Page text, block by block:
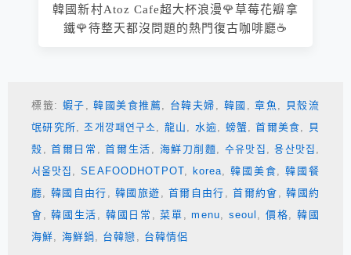
韓國新村Atoz Cafe超大杯浪漫🌹草莓花瓣拿
鐵🌹待整天都沒問題的熱門復古咖啡廳☕️
標籤: 蝦子 ,韓國美食推薦, 台韓夫婦 , 韓國 ,章魚 ,
貝殼流
氓研究所,조개깡패연구소, 龍山 , 水逾, 螃蟹,首爾美食,
貝
殼 ,首爾日常 ,首爾生活 , 海鮮刀削麵,수유맛집 ,용산맛집 ,
서울맛집 ,SEAFOODHOTPOT, korea,韓國美食,韓國餐
廳, 韓國自由行 ,韓國旅遊 ,首爾自由行 ,首爾約會 ,韓國約
會 ,韓國生活 , 韓國日常 ,菜單 ,menu, seoul ,價格,韓國
海鮮, 海鮮鍋, 台韓戀 , 台韓情侶